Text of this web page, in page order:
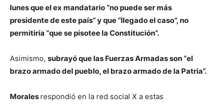
lunes que el ex mandatario “no puede ser más
presidente de este país” y que “llegado el caso”, no
permitiría “que se pisotee la Constitución”.
Asimismo, subrayó que las Fuerzas Armadas son “el
brazo armado del pueblo, el brazo armado de la Patria”.
Morales respondió en la red social X a estas